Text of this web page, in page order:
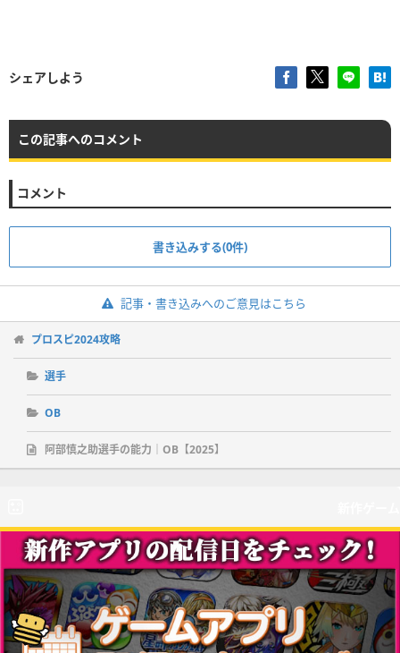
シェアしよう
この記事へのコメント
コメント
書き込みする(0件)
記事・書き込みへのご意見はこちら
プロスピ2024攻略
選手
OB
阿部慎之助選手の能力｜OB【2025】